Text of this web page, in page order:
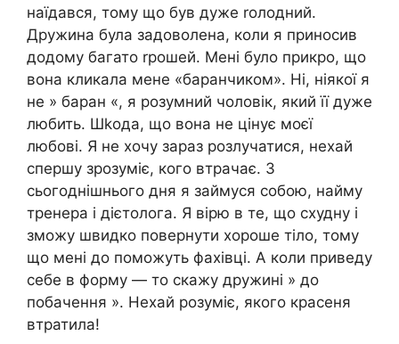
наїдався, тому що був дуже rолодний.
Дружина була задоволена, коли я приносив
додому багато rрошей. Мені було прикро, що
вона кликала мене «баранчиком». Ні, ніякої я
не » баран «, я розумний чоловік, який її дуже
любить. Шkода, що вона не цінує моєї
любові. Я не хочу зараз розлучатися, нехай
спершу зрозуміє, кого втрачає. З
сьогоднішнього дня я займуся собою, найму
тренера і дієтолога. Я вірю в те, що схудну і
зможу швидко повернути хороше тіло, тому
що мені до поможуть фахівці. А коли приведу
себе в форму — то скажу дружині » до
побачення ». Нехай розуміє, якого красеня
втратила!